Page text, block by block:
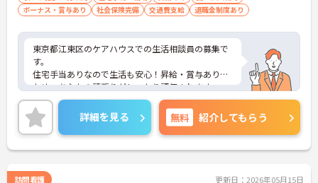
ボーナス・賞与あり
社会保険完備 交通費支給 退職金制度あり
東京都江東区のケアハウスでの生活相談員の募集で
す。
住宅手当ありなので生活も安心！昇給・賞与ありの
ため、あなたの頑張りがしっかり評価されます。
ご興味のある方は、面接のポイントをお伝えします
のでお気軽にお問い合せください。
詳細を見る 無料 紹介してもらう
訪問看護 更新日：2026年05月15日